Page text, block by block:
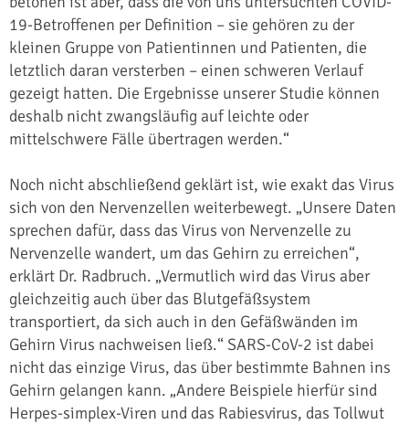
19-Betroffenen per Definition – sie gehören zu der
kleinen Gruppe von Patientinnen und Patienten, die
letztlich daran versterben – einen schweren Verlauf
gezeigt hatten. Die Ergebnisse unserer Studie können
deshalb nicht zwangsläufig auf leichte oder
mittelschwere Fälle übertragen werden.“
Noch nicht abschließend geklärt ist, wie exakt das Virus
sich von den Nervenzellen weiterbewegt. „Unsere Daten
sprechen dafür, dass das Virus von Nervenzelle zu
Nervenzelle wandert, um das Gehirn zu erreichen“,
erklärt Dr. Radbruch. „Vermutlich wird das Virus aber
gleichzeitig auch über das Blutgefäßsystem
transportiert, da sich auch in den Gefäßwänden im
Gehirn Virus nachweisen ließ.“ SARS-CoV-2 ist dabei
nicht das einzige Virus, das über bestimmte Bahnen ins
Gehirn gelangen kann. „Andere Beispiele hierfür sind
Herpes-simplex-Viren und das Rabiesvirus, das Tollwut